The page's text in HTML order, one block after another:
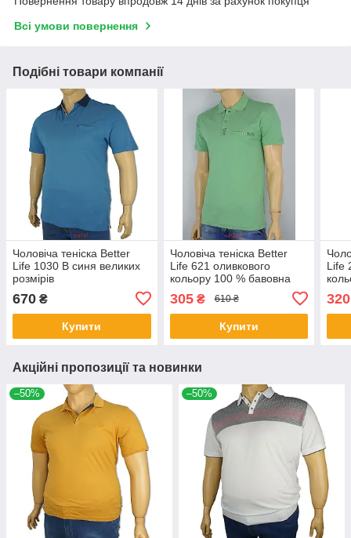
Всі умови повернення
Подібні товари компанії
Чоловіча теніска Better
Life 1030 B синя великих
розмірів
670 ₴
Купити
Чоловіча теніска Better
Life 621 оливкового
кольору 100 % бавовна
305₴ 610 ₴
Купити
Life
320
Акційні пропозиції та новинки
–50% –50%